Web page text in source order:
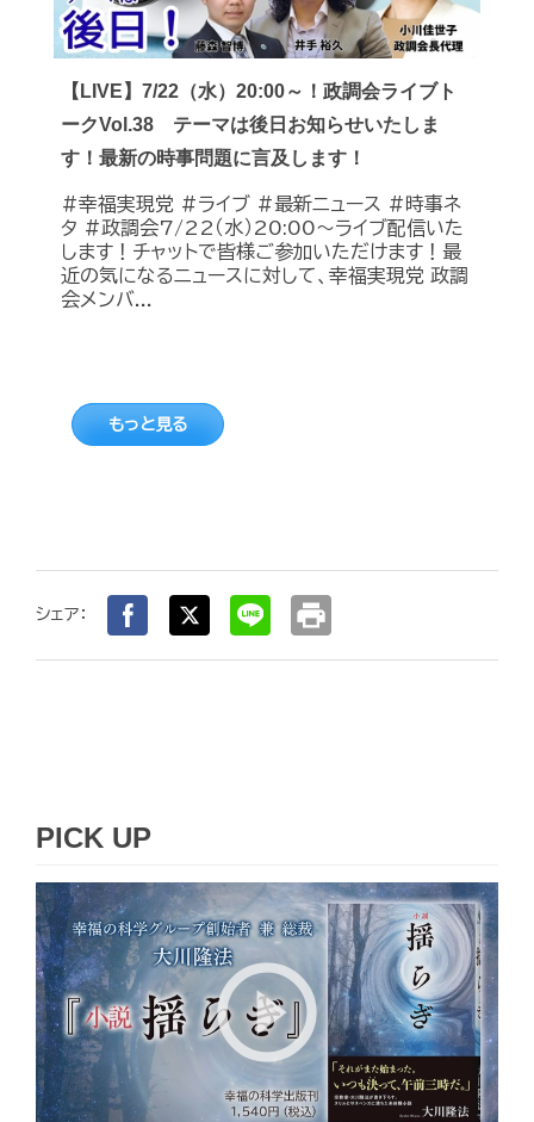
【LIVE】7/22（水）20:00～！政調会ライブト
ークVol.38 テーマは後日お知らせいたしま
す！最新の時事問題に言及します！
#幸福実現党 #ライブ #最新ニュース #時事ネ
タ #政調会7/22（水）20:00～ライブ配信いた
します！チャットで皆様ご参加いただけます！最
近の気になるニュースに対して、幸福実現党 政調
会メンバ...
もっと見る
シェア： print
PICK UP